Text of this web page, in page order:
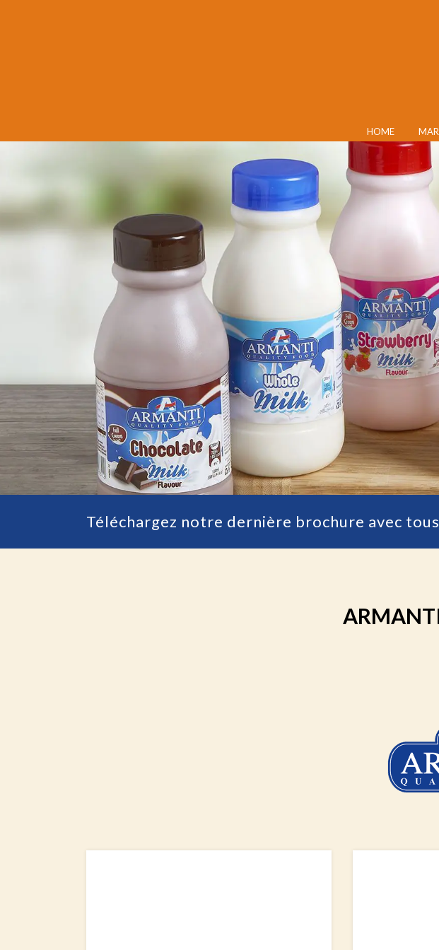
HOME
Téléchargez notre dernière brochure avec